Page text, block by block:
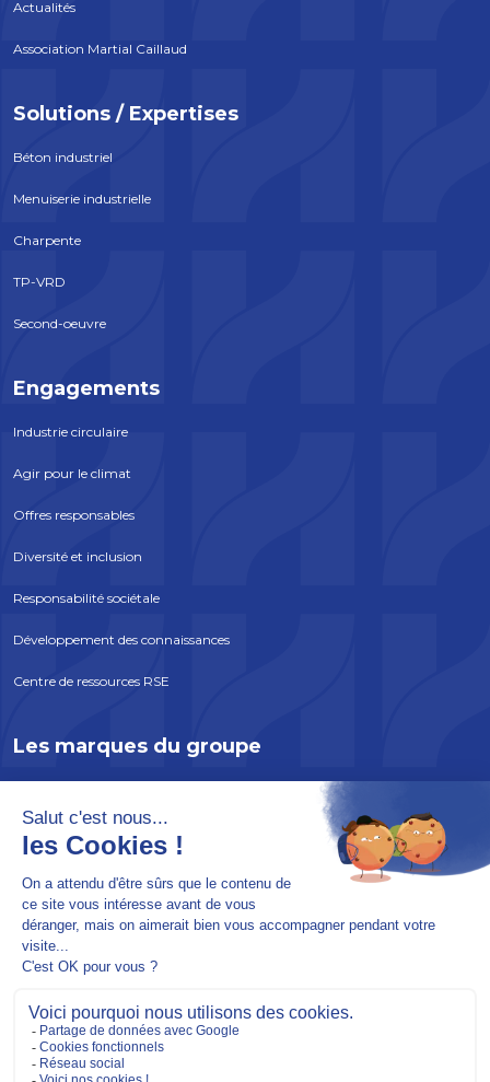
Actualités
Association Martial Caillaud
Solutions / Expertises
Béton industriel
Menuiserie industrielle
Charpente
TP-VRD
Second-oeuvre
Engagements
Industrie circulaire
Agir pour le climat
Offres responsables
Diversité et inclusion
Responsabilité sociétale
Développement des connaissances
Centre de ressources RSE
Les marques du groupe
INCOBOIS
SOREPRO